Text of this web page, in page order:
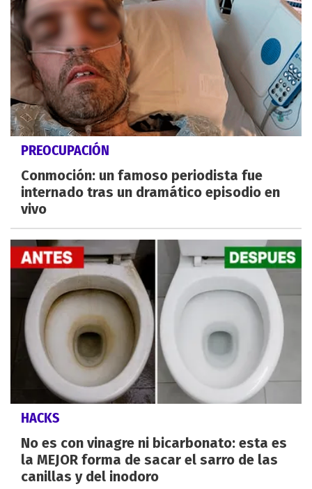
PREOCUPACIÓN
Conmoción: un famoso periodista fue
internado tras un dramático episodio en
vivo
HACKS
No es con vinagre ni bicarbonato: esta es
la MEJOR forma de sacar el sarro de las
canillas y del inodoro